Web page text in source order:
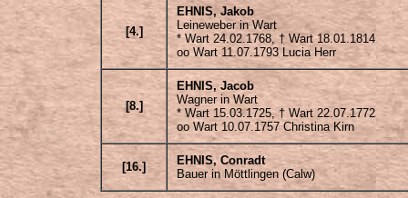
[4.]
EHNIS, Jakob
Leineweber in Wart
* Wart 24.02.1768, † Wart 18.01.1814
oo Wart 11.07.1793 Lucia Herr
[8.]
EHNIS, Jacob
Wagner in Wart
* Wart 15.03.1725, † Wart 22.07.1772
oo Wart 10.07.1757 Christina Kirn
[16.] EHNIS, Conradt
Bauer in Möttlingen (Calw)